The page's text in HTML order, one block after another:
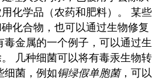
化学品（农药和肥料）。 某些
化合物，也可以通过生物修复
毒金属的一个例子，可以通过生
几种细菌可以将有毒汞生物转
细菌，例如铜绿假单胞菌，可以